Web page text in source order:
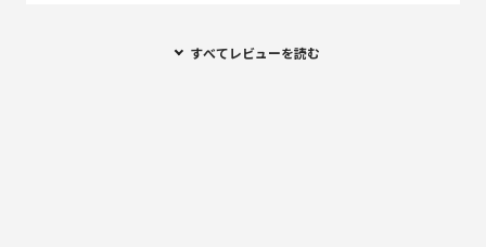
すべてレビューを読む